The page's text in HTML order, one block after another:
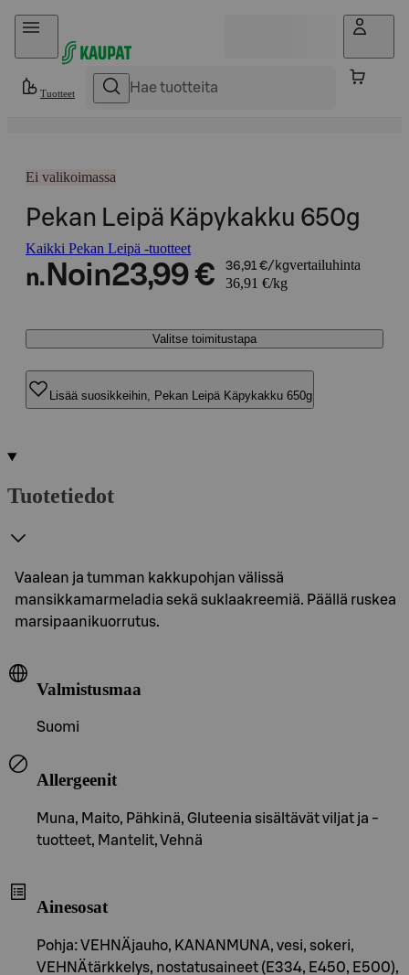
Hyppää sisältöön
Tuotteet
Ei valikoimassa
Pekan Leipä Käpykakku 650g
Kaikki Pekan Leipä -tuotteet
n. Noin23,99 € 36,91 €/kgvertailuhinta
36,91 €/kg
Valitse toimitustapa
Lisää suosikkeihin, Pekan Leipä Käpykakku 650g
Tuotetiedot
Vaalean ja tumman kakkupohjan välissä
mansikkamarmeladia sekä suklaakreemiä. Päällä ruskea
marsipaanikuorrutus.
Valmistusmaa
Suomi
Allergeenit
Muna, Maito, Pähkinä, Gluteenia sisältävät viljat ja -
tuotteet, Mantelit, Vehnä
Ainesosat
Pohja: VEHNÄjauho, KANANMUNA, vesi, sokeri,
VEHNÄtärkkelys, nostatusaineet (E334, E450, E500),